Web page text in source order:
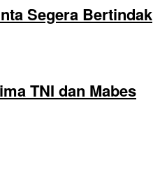
Segera Bertindak
TNI dan Mabes